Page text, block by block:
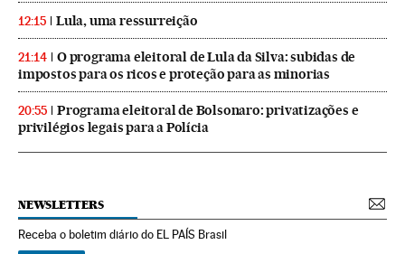
12:15 Lula, uma ressurreição
21:14
O programa eleitoral de Lula da Silva: subidas de
impostos para os ricos e proteção para as minorias
20:55
Programa eleitoral de Bolsonaro: privatizações e
privilégios legais para a Polícia
NEWSLETTERS
Receba o boletim diário do EL PAÍS Brasil